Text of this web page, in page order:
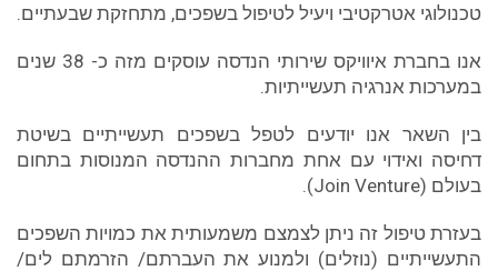
טכנולוגי אטרקטיבי ויעיל לטיפול בשפכים, מתחזקת שבעתיים.
אנו בחברת איוויקס שירותי הנדסה עוסקים מזה כ- 38 שנים
במערכות אנרגיה תעשייתיות.
בין השאר אנו יודעים לטפל בשפכים תעשייתיים בשיטת
דחיסה ואידוי עם אחת מחברות ההנדסה המנוסות בתחום
בעולם (Join Venture).
בעזרת טיפול זה ניתן לצמצם משמעותית את כמויות השפכים
התעשייתיים (נוזלים) ולמנוע את העברתם/ הזרמתם לים/